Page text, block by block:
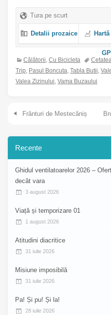
Tura pe scurt
Detalii prozaice
Călătorii Cu Bicicleta
Trip Pasul Boncuta Tabla Butii
Valea Zizinului Vama Buzaului
Frânturi de Mestecăniș
Recente
Ghidul ventilatoarelor 2026 –
decât vara
3 august 2026
Viață și temporizare 01
1 august 2026
Atitudini diacritice
31 iulie 2026
Misiune imposibilă
31 iulie 2026
Pa! Și pu! Și la!
28 iulie 2026